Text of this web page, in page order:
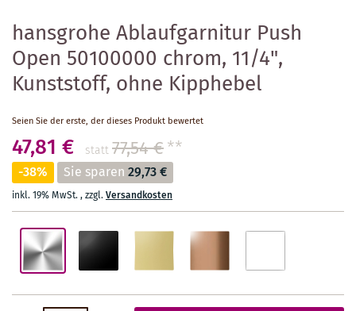
hansgrohe Ablaufgarnitur Push
Open 50100000 chrom, 11/4",
Kunststoff, ohne Kipphebel
Seien Sie der erste, der dieses Produkt bewertet
47,81 € statt77,54 €**
-38% Sie sparen 29,73 €
inkl. 19% MwSt.,zzgl.Versandkosten